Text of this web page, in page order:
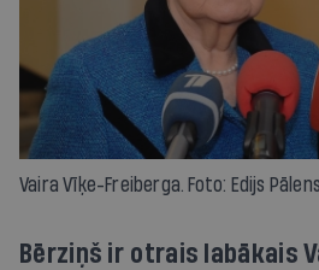
Vaira Vīķe-Freiberga. Foto: Edijs
Bērziņš ir otrais labākais